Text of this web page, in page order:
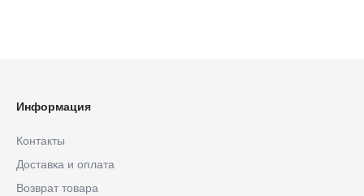
Информация
Контакты
Доставка и оплата
Возврат товара